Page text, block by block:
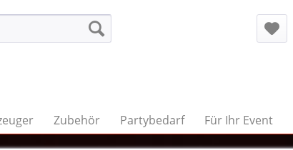
Zubehör Partybedarf Für Ihr Event